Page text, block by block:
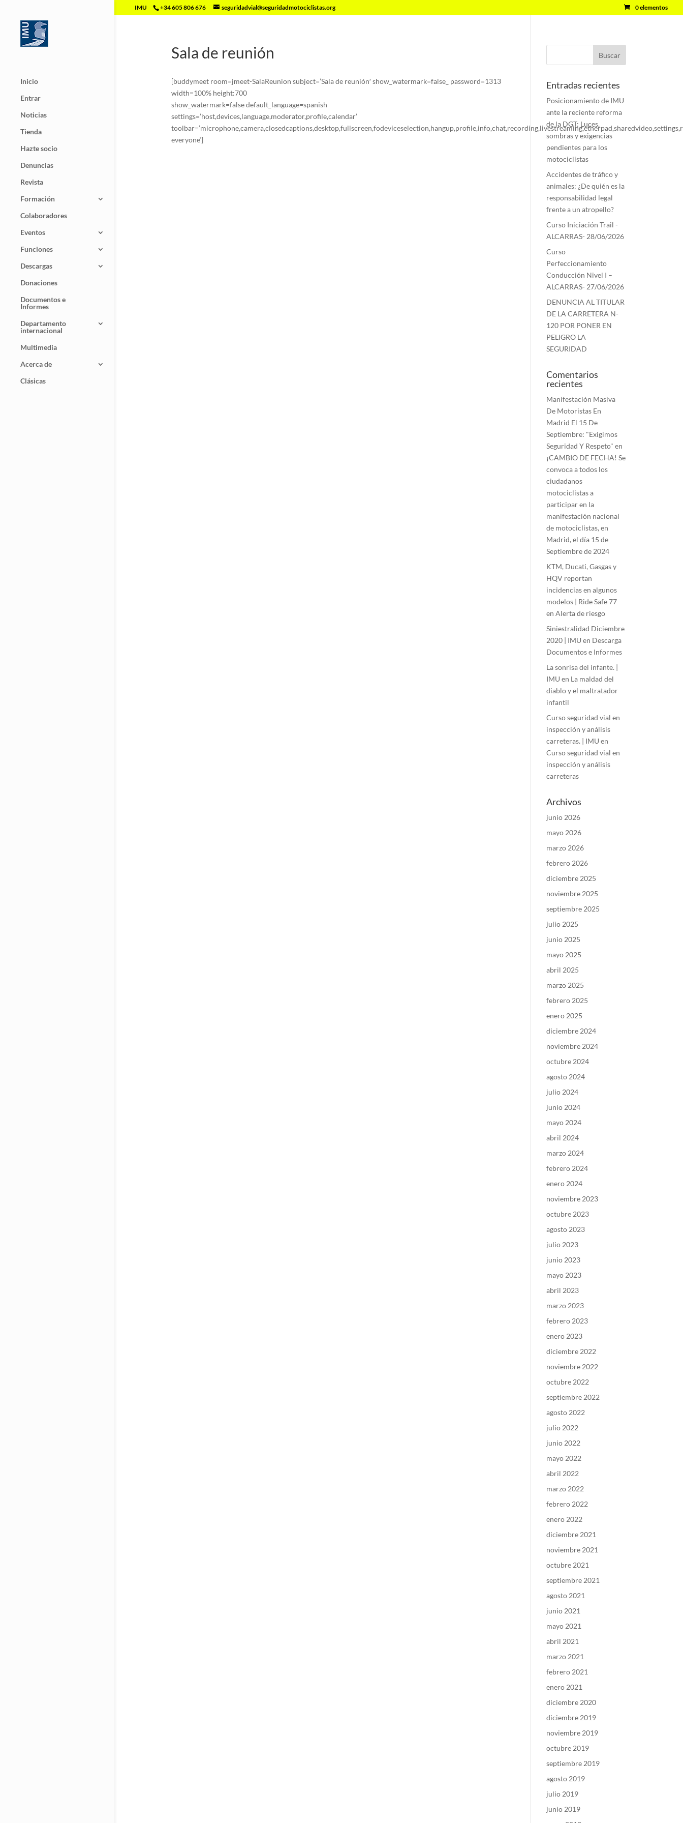
IMU +34 605 806 676 seguridadvial@seguridadmotociclistas.org 0 elementos
Inicio
Entrar
Noticias
Tienda
Hazte socio
Denuncias
Revista
Formación
Colaboradores
Eventos
Funciones
Descargas
Donaciones
Documentos e
Informes
Departamento
internacional
Multimedia
Acerca de
Clásicas
Sala de reunión
[buddymeet room=jmeet-SalaReunion subject=’Sala de reunión′ show_watermark=false_ password=1313
width=100% height:700
show_watermark=false default_language=spanish
settings=’host,devices,language,moderator,profile,calendar’
everyone‘]
Entradas recientes
Posicionamiento de IMU
ante la reciente reforma
de la DGT: Luces,
sombras y exigencias
pendientes para los
motociclistas
Accidentes de tráfico y
animales: ¿De quién es la
responsabilidad legal
frente a un atropello?
Curso Iniciación Trail -
ALCARRAS- 28/06/2026
Curso
Perfeccionamiento
Conducción Nivel I –
ALCARRAS- 27/06/2026
DENUNCIA AL TITULAR
DE LA CARRETERA N-
120 POR PONER EN
PELIGRO LA
SEGURIDAD
Comentarios
recientes
Manifestación Masiva
De Motoristas En
Madrid El 15 De
Septiembre: "Exigimos
Seguridad Y Respeto" en
¡CAMBIO DE FECHA! Se
convoca a todos los
ciudadanos
motociclistas a
participar en la
manifestación nacional
de motociclistas, en
Madrid, el día 15 de
Septiembre de 2024
KTM, Ducati, Gasgas y
HQV reportan
incidencias en algunos
modelos | Ride Safe 77
enAlerta de riesgo
Siniestralidad Diciembre
2020 | IMU en Descarga
Documentos e Informes
La sonrisa del infante. |
IMU en La maldad del
diablo y el maltratador
infantil
Curso seguridad vial en
inspección y análisis
carreteras. | IMU en
Curso seguridad vial en
inspección y análisis
carreteras
Archivos
junio 2026
mayo 2026
marzo 2026
febrero 2026
diciembre 2025
noviembre 2025
septiembre 2025
julio 2025
junio 2025
mayo 2025
abril 2025
marzo 2025
febrero 2025
enero 2025
diciembre 2024
noviembre 2024
octubre 2024
agosto 2024
julio 2024
junio 2024
mayo 2024
abril 2024
marzo 2024
febrero 2024
enero 2024
noviembre 2023
octubre 2023
agosto 2023
julio 2023
junio 2023
mayo 2023
abril 2023
marzo 2023
febrero 2023
enero 2023
diciembre 2022
noviembre 2022
octubre 2022
septiembre 2022
agosto 2022
julio 2022
junio 2022
mayo 2022
abril 2022
marzo 2022
febrero 2022
enero 2022
diciembre 2021
noviembre 2021
octubre 2021
septiembre 2021
agosto 2021
junio 2021
mayo 2021
abril 2021
marzo 2021
febrero 2021
enero 2021
diciembre 2020
diciembre 2019
noviembre 2019
octubre 2019
septiembre 2019
agosto 2019
julio 2019
junio 2019